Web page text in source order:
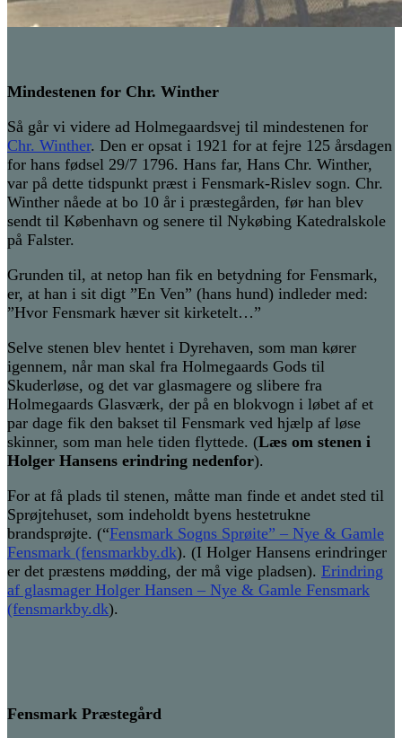
Mindestenen for Chr. Winther
Så går vi videre ad Holmegaardsvej til mindestenen for
Chr. Winther. Den er opsat i 1921 for at fejre 125 årsdagen
for hans fødsel 29/7 1796. Hans far, Hans Chr. Winther,
var på dette tidspunkt præst i Fensmark-Rislev sogn. Chr.
Winther nåede at bo 10 år i præstegården, før han blev
sendt til København og senere til Nykøbing Katedralskole
på Falster.
Grunden til, at netop han fik en betydning for Fensmark,
er, at han i sit digt ”En Ven” (hans hund) indleder med:
”Hvor Fensmark hæver sit kirketelt…”
Selve stenen blev hentet i Dyrehaven, som man kører
igennem, når man skal fra Holmegaards Gods til
Skuderløse, og det var glasmagere og slibere fra
Holmegaards Glasværk, der på en blokvogn i løbet af et
par dage fik den bakset til Fensmark ved hjælp af løse
skinner, som man hele tiden flyttede. (Læs om stenen i
Holger Hansens erindring nedenfor).
For at få plads til stenen, måtte man finde et andet sted til
Sprøjtehuset, som indeholdt byens hestetrukne
brandsprøjte. (“Fensmark Sogns Sprøite” – Nye & Gamle
Fensmark (fensmarkby.dk). (I Holger Hansens erindringer
er det præstens mødding, der må vige pladsen). Erindring
af glasmager Holger Hansen – Nye & Gamle Fensmark
(fensmarkby.dk).
Fensmark Præstegård